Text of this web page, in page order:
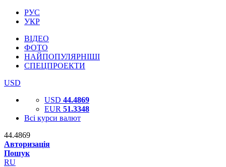
РУС
УКР
ВІДЕО
ФОТО
НАЙПОПУЛЯРНІШІ
СПЕЦПРОЕКТИ
USD
USD 44.4869
EUR 51.3348
Всі курси валют
44.4869
Авторизація
Пошук
RU